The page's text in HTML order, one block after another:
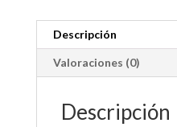
Descripción
Valoraciones (0)
Descripción